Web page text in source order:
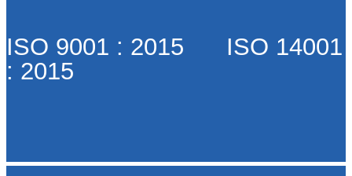
ISO 9001 : 2015 ISO 14001
: 2015